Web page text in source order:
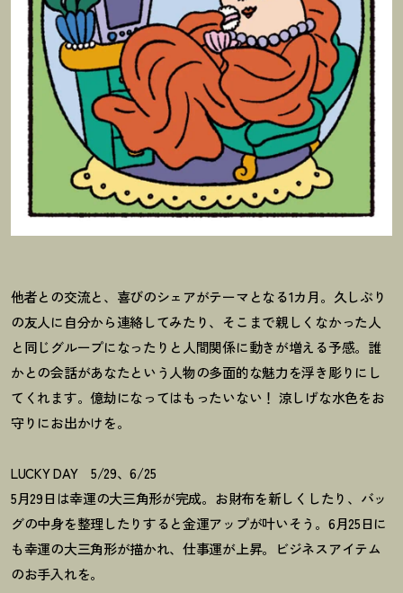
他者との交流と、喜びのシェアがテーマとなる1カ月。久しぶり
の友人に自分から連絡してみたり、そこまで親しくなかった人
と同じグループになったりと人間関係に動きが増える予感。誰
かとの会話があなたという人物の多面的な魅力を浮き彫りにし
てくれます。億劫になってはもったいない ！ 涼しげな水色をお
守りにお出かけを。
LUCKY DAY 5/29、6/25
5月29日は幸運の大三角形が完成。お財布を新しくしたり、バッ
グの中身を整理したりすると金運アップが叶いそう。6月25日に
も幸運の大三角形が描かれ、仕事運が上昇。ビジネスアイテム
のお手入れを。